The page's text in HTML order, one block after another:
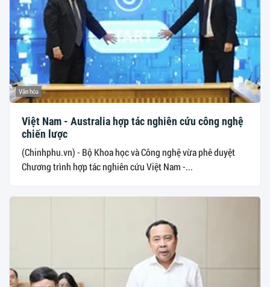
Văn hóa
Việt Nam - Australia hợp tác nghiên cứu công nghệ
chiến lược
(Chinhphu.vn) - Bộ Khoa học và Công nghệ vừa phê duyệt
Chương trình hợp tác nghiên cứu Việt Nam -...